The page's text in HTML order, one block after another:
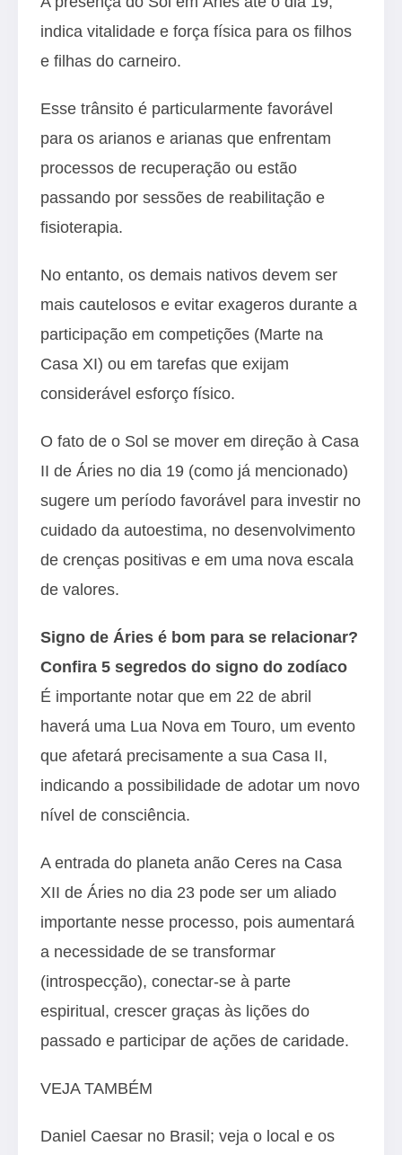
indica vitalidade e força física para os filhos
e filhas do carneiro.
Esse trânsito é particularmente favorável
para os arianos e arianas que enfrentam
processos de recuperação ou estão
passando por sessões de reabilitação e
fisioterapia.
No entanto, os demais nativos devem ser
mais cautelosos e evitar exageros durante a
participação em competições (Marte na
Casa XI) ou em tarefas que exijam
considerável esforço físico.
O fato de o Sol se mover em direção à Casa
II de Áries no dia 19 (como já mencionado)
sugere um período favorável para investir no
cuidado da autoestima, no desenvolvimento
de crenças positivas e em uma nova escala
de valores.
Signo de Áries é bom para se relacionar?
Confira 5 segredos do signo do zodíaco
É importante notar que em 22 de abril
haverá uma Lua Nova em Touro, um evento
que afetará precisamente a sua Casa II,
indicando a possibilidade de adotar um novo
nível de consciência.
A entrada do planeta anão Ceres na Casa
XII de Áries no dia 23 pode ser um aliado
importante nesse processo, pois aumentará
a necessidade de se transformar
(introspecção), conectar-se à parte
espiritual, crescer graças às lições do
passado e participar de ações de caridade.
VEJA TAMBÉM
Daniel Caesar no Brasil; veja o local e os